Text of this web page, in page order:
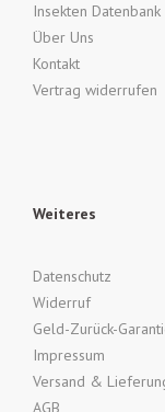
Insekten Datenbank
Über Uns
Kontakt
Vertrag widerrufen
Weiteres
Datenschutz
Widerruf
Geld-Zurück-
Impressum
Versand &